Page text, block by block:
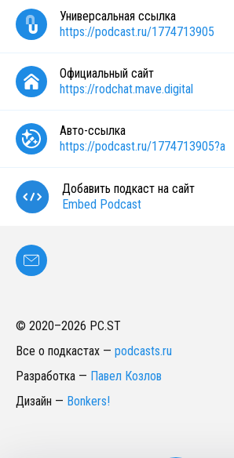
Универсальная ссылка
https://podcast.ru/1774713905
Официальный сайт
https://rodchat.mave.digital
Авто-ссылка
https://podcast.ru/1774713905?a
Добавить подкаст на сайт
Embed Podcast
© 2020–2026 PC.ST
Все о подкастах — podcasts.ru
Разработка — Павел Козлов
Дизайн — Bonkers!